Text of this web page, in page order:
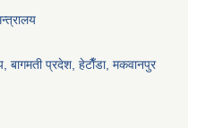
बागमती प्रदेश, हेटाैँडा, मकवानपुर